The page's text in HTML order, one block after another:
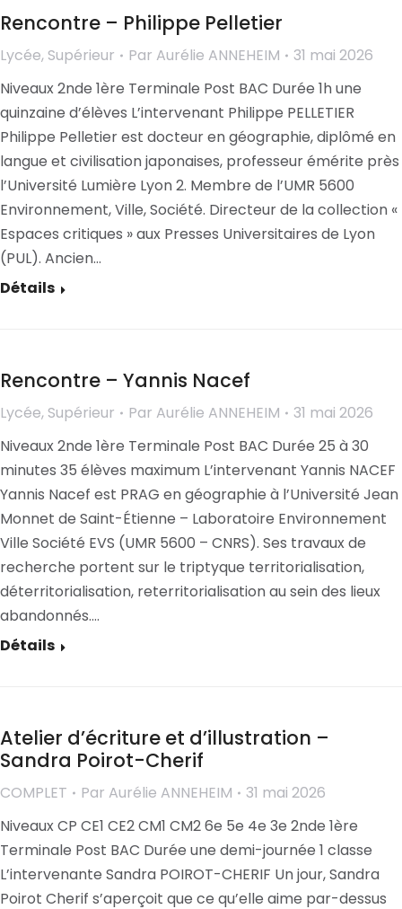
Rencontre – Philippe Pelletier
Lycée, Supérieur Par Aurélie ANNEHEIM
31 mai 2026
Niveaux 2nde 1ère Terminale Post BAC Durée 1h une
quinzaine d’élèves L’intervenant Philippe PELLETIER
Philippe Pelletier est docteur en géographie, diplômé en
langue et civilisation japonaises, professeur émérite près
l’Université Lumière Lyon 2. Membre de l’UMR 5600
Environnement, Ville, Société. Directeur de la collection «
Espaces critiques » aux Presses Universitaires de Lyon
(PUL). Ancien…
Détails
Rencontre – Yannis Nacef
Lycée, Supérieur Par Aurélie ANNEHEIM
31 mai 2026
Niveaux 2nde 1ère Terminale Post BAC Durée 25 à 30
minutes 35 élèves maximum L’intervenant Yannis NACEF
Yannis Nacef est PRAG en géographie à l’Université Jean
Monnet de Saint-Étienne – Laboratoire Environnement
Ville Société EVS (UMR 5600 – CNRS). Ses travaux de
recherche portent sur le triptyque territorialisation,
déterritorialisation, reterritorialisation au sein des lieux
abandonnés.…
Détails
Atelier d’écriture et d’illustration –
Sandra Poirot-Cherif
COMPLET Par Aurélie ANNEHEIM
31 mai 2026
Niveaux CP CE1 CE2 CM1 CM2 6e 5e 4e 3e 2nde 1ère
Terminale Post BAC Durée une demi-journée 1 classe
L’intervenante Sandra POIROT-CHERIF Un jour, Sandra
Poirot Cherif s’aperçoit que ce qu’elle aime par-dessus